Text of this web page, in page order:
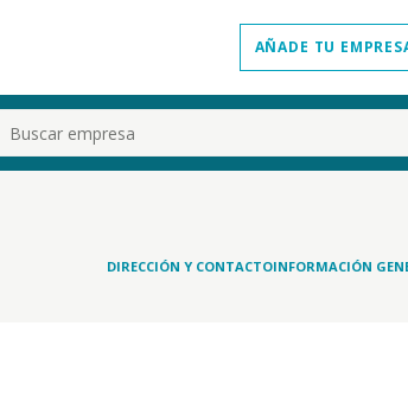
AÑADE TU
Buscar
DIRECCIÓN Y CONTACTOINFORMACIÓN